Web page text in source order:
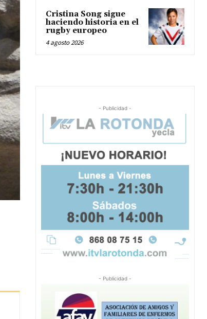
Cristina Song sigue
haciendo historia en el
rugby europeo
4 agosto 2026
- Publicidad -
- Publicidad -